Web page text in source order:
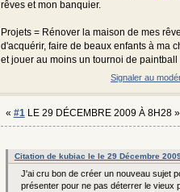
rêves et mon banquier.
Projets = Rénover la maison de mes
d'acquérir, faire de beaux enfants à ma
et jouer au moins un tournoi de paintball
Signaler au
« #1LE 29 DÉCEMBRE 2009 À 8H28 »
Citation de kubiac le le 29 Décembre
J'ai cru bon de créer un nouveau sujet
présenter pour ne pas déterrer le vieux